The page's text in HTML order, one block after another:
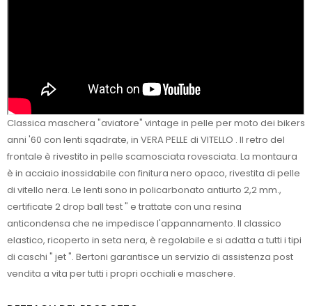
Classica maschera "aviatore" vintage in pelle per moto dei bikers
anni '60 con lenti sqadrate, in VERA PELLE di VITELLO . Il retro del
frontale è rivestito in pelle scamosciata rovesciata. La montaura
è in acciaio inossidabile con finitura nero opaco, rivestita di pelle
di vitello nera. Le lenti sono in policarbonato antiurto 2,2 mm.,
certificate 2 drop ball test " e trattate con una resina
anticondensa che ne impedisce l'appannamento. Il classico
elastico, ricoperto in seta nera, è regolabile e si adatta a tutti i tipi
di caschi " jet ". Bertoni garantisce un servizio di assistenza post
vendita a vita per tutti i propri occhiali e maschere.